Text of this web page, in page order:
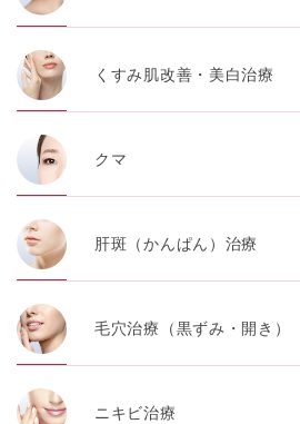
くすみ肌改善・美白治療
クマ
肝斑（かんぱん）治療
毛穴治療（黒ずみ・開き）
ニキビ治療